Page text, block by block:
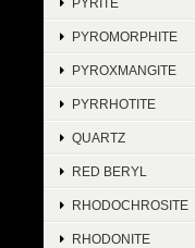
PYROMORPHITE
PYROXMANGITE
PYRRHOTITE
QUARTZ
RED BERYL
RHODOCHROSITE
RHODONITE